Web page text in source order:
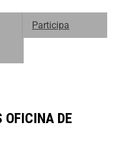
Participa
OFICINA DE